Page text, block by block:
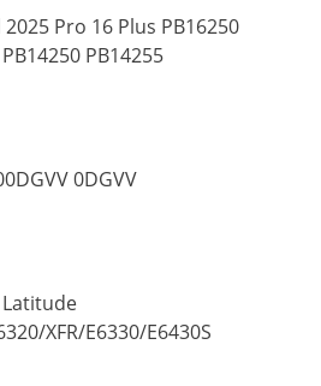
Pro 16 Plus PB16250
PB14255
0DGVV
Latitude
XFR/E6330/E6430S